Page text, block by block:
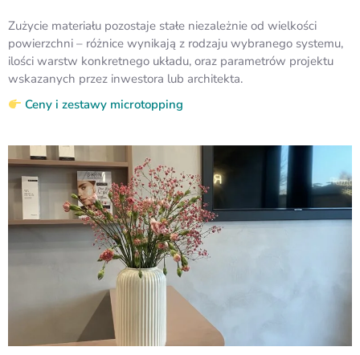
Zużycie materiału pozostaje stałe niezależnie od wielkości
powierzchni – różnice wynikają z rodzaju wybranego systemu,
ilości warstw konkretnego układu, oraz parametrów projektu
wskazanych przez inwestora lub architekta.
Ceny i zestawy microtopping